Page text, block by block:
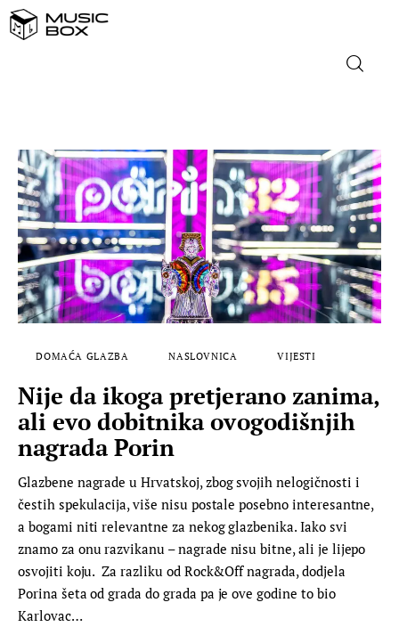
DOMAĆA GLAZBA
STRANA GLAZBA
FILM
MUSIC BOX
DOMAĆA GLAZBA NASLOVNICA VIJESTI
Nije da ikoga pretjerano zanima,
ali evo dobitnika ovogodišnjih
nagrada Porin
Glazbene nagrade u Hrvatskoj, zbog svojih nelogičnosti i
čestih spekulacija, više nisu postale posebno interesantne,
a bogami niti relevantne za nekog glazbenika. Iako svi
znamo za onu razvikanu – nagrade nisu bitne, ali je lijepo
osvojiti koju. Za razliku od Rock&Off nagrada, dodjela
Porina šeta od grada do grada pa je ove godine to bio
Karlovac…